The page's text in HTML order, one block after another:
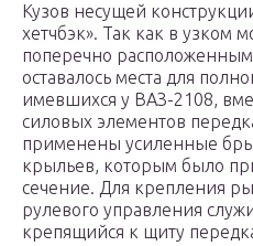
Кузов несущей
хетчбэк». Так как в узком
поперечно
оставалось места для
имевшихся у ВАЗ-2108,
силовых элементов
применены усиленные
крыльев, которым было
сечение. Для крепления
рулевого управления
крепящийся к щиту